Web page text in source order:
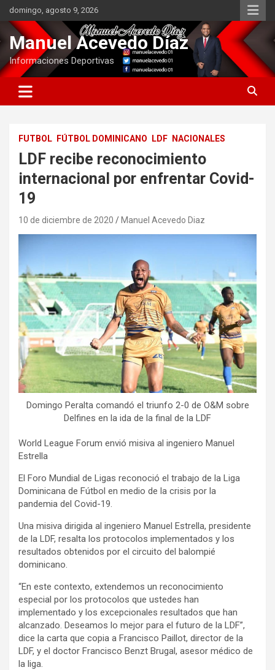
Saltar
contenido
domingo, agosto 9, 2026
Manuel Acevedo Díaz
Informaciones Deportivas
FUTBOL FÚTBOL DOMINICANO LDF NACIONALES
LDF recibe reconocimiento
internacional por enfrentar Covid-
19
10 de diciembre de 2020 Manuel Acevedo Diaz
Domingo Peralta comandó el triunfo 2-0 de O&M sobre
Delfines en la ida de la final de la LDF
World League Forum envió misiva al ingeniero Manuel
Estrella
El Foro Mundial de Ligas reconoció el trabajo de la Liga
Dominicana de Fútbol en medio de la crisis por la
pandemia del Covid-19.
Una misiva dirigida al ingeniero Manuel Estrella, presidente
de la LDF, resalta los protocolos implementados y los
resultados obtenidos por el circuito del balompié
dominicano.
“En este contexto, extendemos un reconocimiento
especial por los protocolos que ustedes han
implementado y los excepcionales resultados que han
alcanzado. Deseamos lo mejor para el futuro de la LDF”,
dice la carta que copia a Francisco Paillot, director de la
LDF, y el doctor Francisco Benzt Brugal, asesor médico de
la liga.